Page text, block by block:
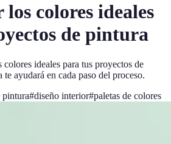
colores ideales
de pintura
ideales para tus proyectos de
ayudará en cada paso del proceso.
pintura#diseño interior#paletas de colores